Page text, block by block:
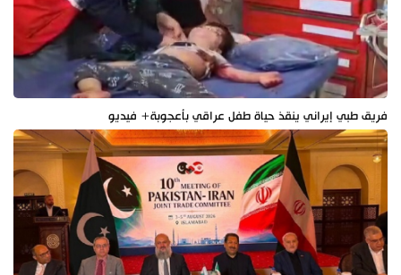
فريق طبي إيراني ينقذ حياة طفل عراقي بأعجوبة+ فيديو